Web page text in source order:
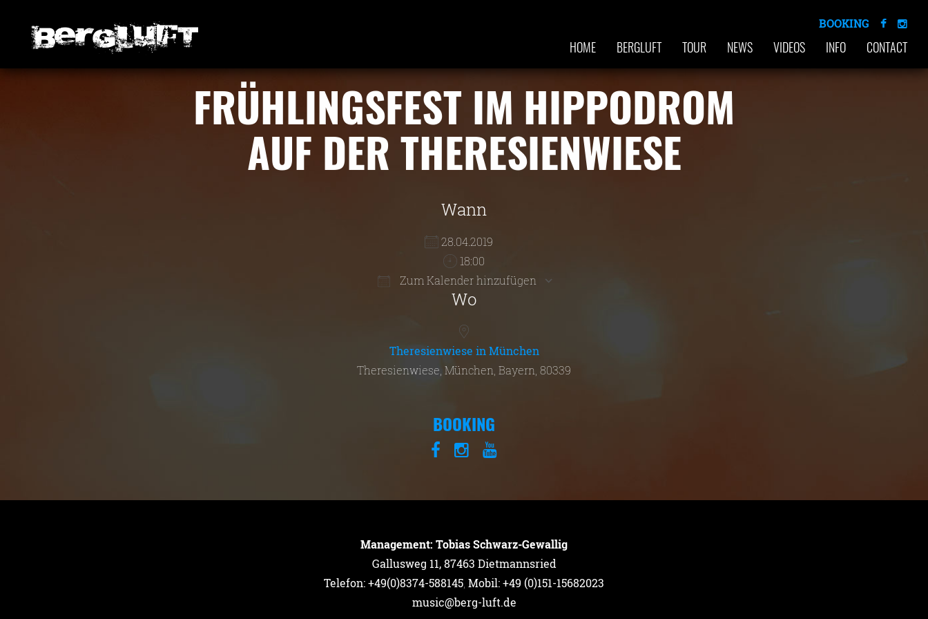
BOOKING
HOME BERGLUFT TOUR NEWS VIDEOS INFO CONTACT
FRÜHLINGSFEST IM HIPPODROM
AUF DER THERESIENWIESE
Wann
28.04.2019
18:00
Zum Kalender hinzufügen
Wo
Theresienwiese in München
Theresienwiese, München, Bayern, 80339
BOOKING
Management: Tobias Schwarz-Gewallig
Gallusweg 11, 87463 Dietmannsried
Telefon: +49(0)8374-588145 Mobil: +49 (0)151-15682023
music@berg-luft.de